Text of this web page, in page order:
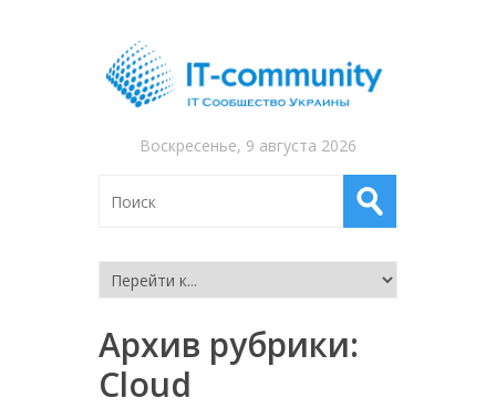
Воскресенье, 9 августа 2026
Архив рубрики:
Cloud